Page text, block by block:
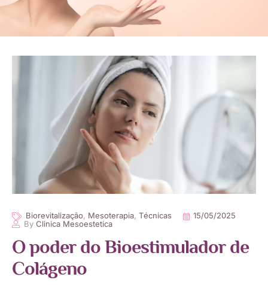
Biorevitalização, Mesoterapia, Тécnicas
15/05/2025
By Clinica Mesoestetica
O poder do Bioestimulador de
Colágeno